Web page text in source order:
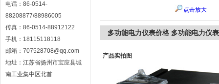
电话：86-0514-
88208877/88986005
传真：86-0514-88912122
手机：18115118118
邮箱：707528708@qq.com
地址：江苏省扬州市宝应县城
南工业集中区北首
点击放大
多功能电力仪表价格 多功能电力仪
产品实拍图